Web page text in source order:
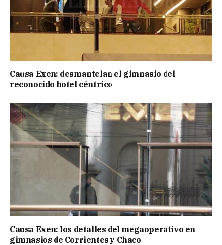
Causa Exen: desmantelan el gimnasio del
reconocido hotel céntrico
Causa Exen: los detalles del megaoperativo en
gimnasios de Corrientes y Chaco